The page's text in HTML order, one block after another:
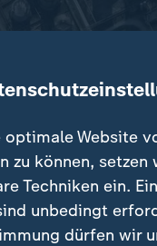
Website
zu können, setzen
Techniken ein.
unbedingt
dürfen wir